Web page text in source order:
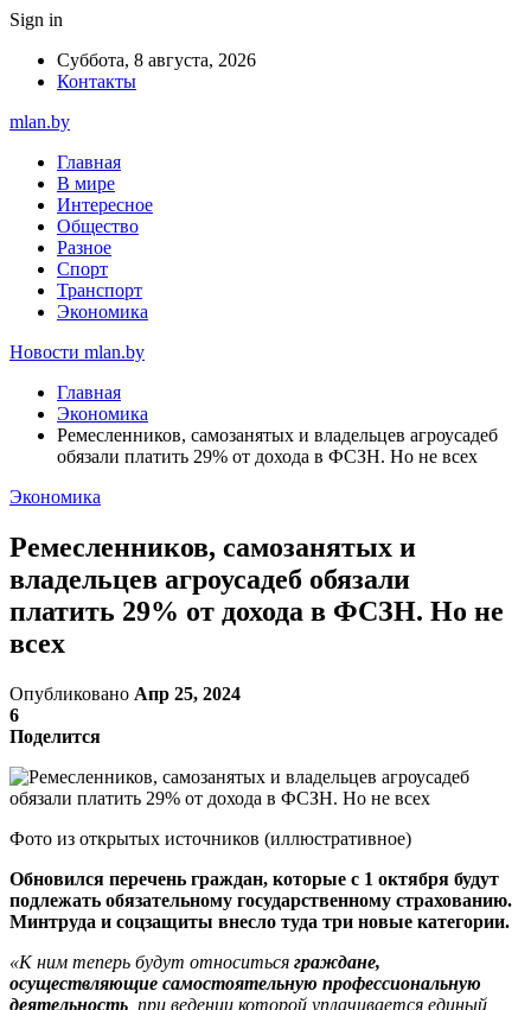
Sign in
Суббота, 8 августа, 2026
Контакты
mlan.by
Главная
В мире
Интересное
Общество
Разное
Спорт
Транспорт
Экономика
Новости mlan.by
Главная
Экономика
Ремесленников, самозанятых и владельцев агроусадеб
обязали платить 29% от дохода в ФСЗН. Но не всех
Экономика
Ремесленников, самозанятых и
владельцев агроусадеб обязали
платить 29% от дохода в ФСЗН. Но не
всех
Опубликовано Апр 25, 2024
6
Поделится
Фото из открытых источников (иллюстративное)
Обновился перечень граждан, которые с 1 октября будут
подлежать обязательному государственному страхованию.
Минтруда и соцзащиты внесло туда три новые категории.
«К ним теперь будут относиться граждане,
осуществляющие самостоятельную профессиональную
деятельность , при ведении которой уплачивается единый